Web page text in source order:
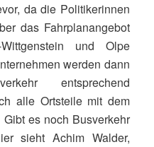
da die Politikerinnen
das Fahrplanangebot
und Olpe
werden dann
entsprechend
alle Ortsteile mit dem
es noch Busverkehr
sieht Achim Walder,